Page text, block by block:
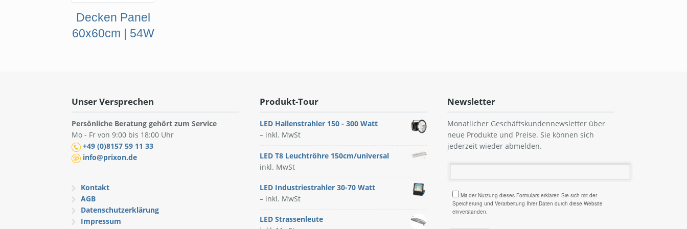
Decken Panel
60x60cm | 54W
Unser Versprechen
Persönliche Beratung gehört zum Service
Mo - Fr von 9:00 bis 18:00 Uhr
+49 (0)8157 59 11 33
info@prixon.de
Kontakt
AGB
Datenschutzerklärung
Impressum
Produkt-Tour
LED Hallenstrahler 150 - 300 Watt
– inkl. MwSt
LED T8 Leuchtröhre 150cm/universal
inkl. MwSt
LED Industriestrahler 30-70 Watt
– inkl. MwSt
LED Strassenleute
Newsletter
Monatlicher Geschäftskundennewsletter über
neue Produkte und Preise. Sie können sich
jederzeit wieder abmelden.
Mit der Nutzung dieses Formulars erklären Sie sich mit der
Speicherung und Verarbeitung Ihrer Daten durch diese Website
einverstanden.